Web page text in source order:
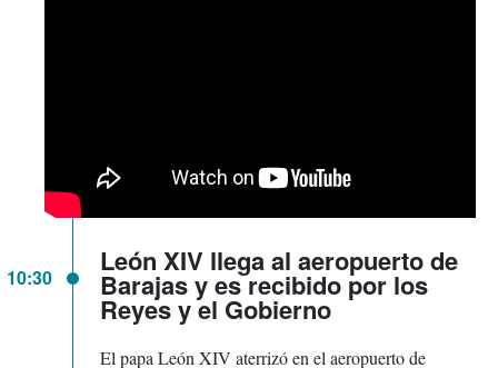
10:30 León XIV llega al aeropuerto de
Barajas y es recibido por los
Reyes y el Gobierno
El papa León XIV aterrizó en el aeropuerto de